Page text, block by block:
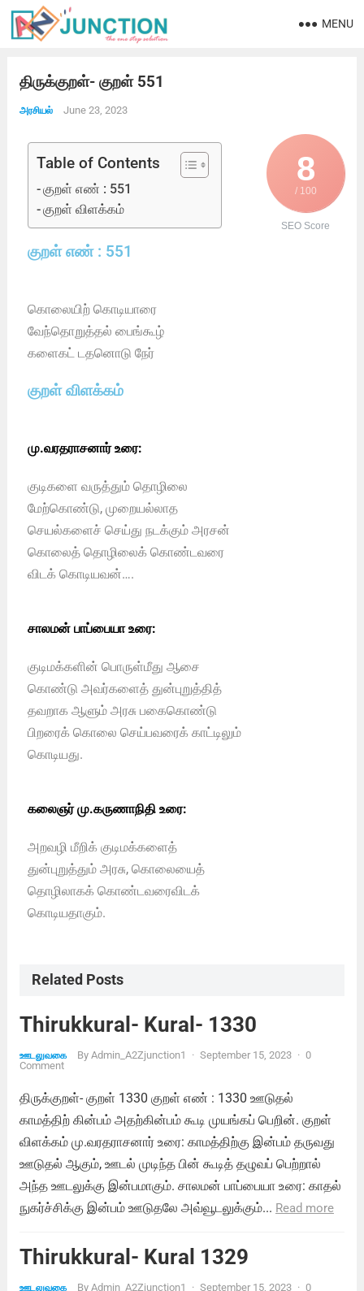
MENU
திருக்குறள்- குறள் 551
அரசியல் June 23, 2023
8
/ 100
SEO Score
Table of Contents
குறள் எண் : 551
குறள் விளக்கம்
குறள் எண் : 551
கொலையிற் கொடியாரை
வேந்தொறுத்தல் பைங்கூழ்
களைகட் டதனொடு நேர்
குறள் விளக்கம்
மு.வரதராசனார் உரை:
குடிகளை வருத்தும் தொழிலை
மேற்கொண்டு, முறையல்லாத
செயல்களைச் செய்து நடக்கும் அரசன்
கொலைத் தொழிலைக் கொண்டவரை
விடக் கொடியவன்….
சாலமன் பாப்பையா உரை:
குடிமக்களின் பொருள்மீது ஆசை
கொண்டு அவர்களைத் துன்புறுத்தித்
தவறாக ஆளும் அரசு பகைகொண்டு
பிறரைக் கொலை செய்பவரைக் காட்டிலும்
கொடியது.
கலைஞர் மு.கருணாநிதி உரை:
அறவழி மீறிக் குடிமக்களைத்
துன்புறுத்தும் அரசு, கொலையைத்
தொழிலாகக் கொண்டவரைவிடக்
கொடியதாகும்.
Related Posts
Thirukkural- Kural- 1330
ஊடலுவகை By Admin_A2Zjunction1 · September 15, 2023 · 0
Comment
திருக்குறள்- குறள் 1330 குறள் எண் : 1330 ஊடுதல்
காமத்திற் கின்பம் அதற்கின்பம் கூடி முயங்கப் பெறின். குறள்
விளக்கம் மு.வரதராசனார் உரை: காமத்திற்கு இன்பம் தருவது
ஊடுதல் ஆகும், ஊடல் முடிந்த பின் கூடித் தழுவப் பெற்றால்
அந்த ஊடலுக்கு இன்பமாகும். சாலமன் பாப்பையா உரை: காதல்
நுகர்ச்சிக்கு இன்பம் ஊடுதலே அவ்வூடலுக்கும்... Read more
Thirukkural- Kural 1329
ஊடலுவகை By Admin_A2Zjunction1 · September 15, 2023 · 0